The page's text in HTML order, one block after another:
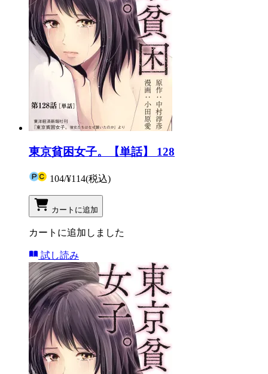
東京貧困女子。【単話】 128
104/¥114(税込)
カートに追加
カートに追加しました
試し読み